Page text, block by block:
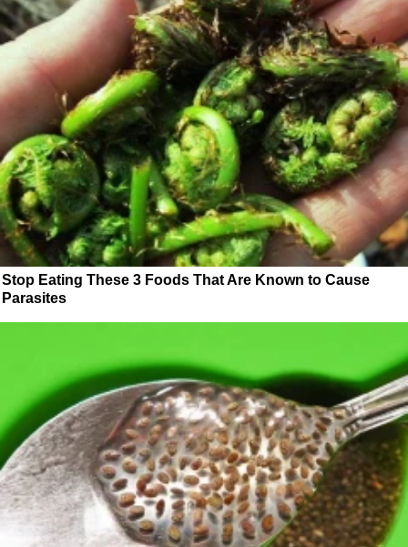
Stop Eating These 3 Foods That Are Known to Cause
Parasites